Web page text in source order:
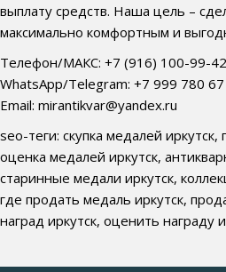
выплату средств. Наша цель –
максимально комфортным и
Телефон/МАКС: +7 (916) 100-99-42
WhatsApp/Telegram: +7 999 780
Email: mirantikvar@yandex.ru
seo-теги: скупка медалей
оценка медалей иркутск,
старинные медали иркутск,
где продать медаль иркутск,
наград иркутск, оценить награду